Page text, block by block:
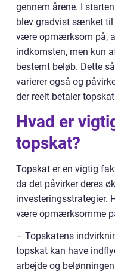
gennem årene. I
blev gradvist sænket til
være opmærksom på,
indkomsten, men kun
bestemt beløb. Dette
varierer også og
der reelt betaler
Hvad er
topskat?
Topskat er en vigtig
da det påvirker deres
investeringsstrategier.
være opmærksomme
– Topskatens
topskat kan have
arbejde og